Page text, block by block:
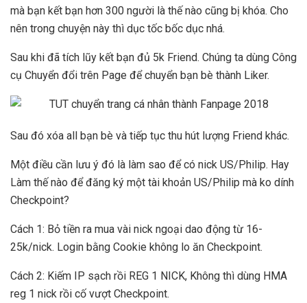
mà bạn kết bạn hơn 300 người là thế nào cũng bị khóa. Cho
nên trong chuyện này thì dục tốc bốc dục nhá.
Sau khi đã tích lũy kết bạn đủ 5k Friend. Chúng ta dùng Công
cụ Chuyển đổi trên Page để chuyển bạn bè thành Liker.
Sau đó xóa all bạn bè và tiếp tục thu hút lượng Friend khác.
Một điều cần lưu ý đó là làm sao để có nick US/Philip. Hay
Làm thế nào để đăng ký một tài khoản US/Philip mà ko dính
Checkpoint?
Cách 1: Bỏ tiền ra mua vài nick ngoại dao động từ 16-
25k/nick. Login bằng Cookie không lo ăn Checkpoint.
Cách 2: Kiếm IP sạch rồi REG 1 NICK, Không thì dùng HMA
reg 1 nick rồi cố vượt Checkpoint.